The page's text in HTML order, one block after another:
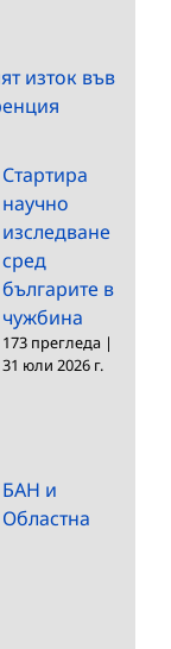
изток във
Стартира
научно
изследване
сред
българите в
чужбина
173 прегледа |
31 юли 2026 г.
БАН и
Областна